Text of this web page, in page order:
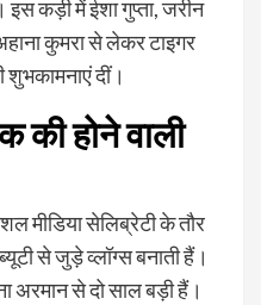
इस कड़ी में ईशा गुप्ता, जरीन
कुमरा से लेकर टाइगर
शुभकामनाएं दीं।
की होने वाली
मीडिया सेलिब्रेटी के तौर
से जुड़े व्लॉग्स बनाती हैं।
अरमान से दो साल बड़ी हैं।